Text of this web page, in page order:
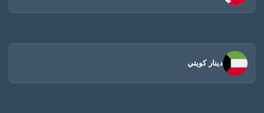
دينار كويتي